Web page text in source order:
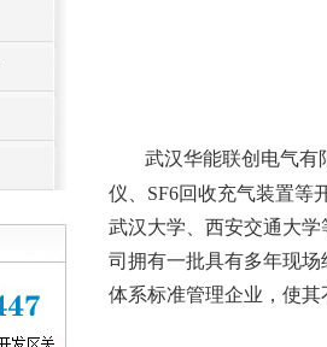
武汉华能联创电气有
仪 、SF6回收充气装置
武汉大学、西安交通大
司拥有一批具有多年现
体系标准管理企业，使其